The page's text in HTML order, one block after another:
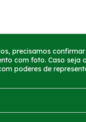
precisamos
com foto. Caso seja
poderes de